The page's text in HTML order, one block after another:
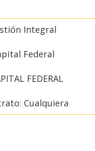
Integral
Federal
FEDERAL
Cualquiera